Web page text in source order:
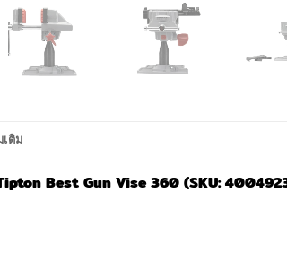
ติม
Best Gun Vise 360 (SKU: